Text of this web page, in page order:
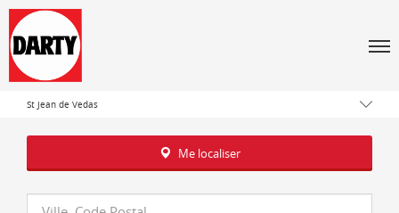
Tous les magasins Darty
Occitanie
Hérault
St Jean de Vedas
Me localiser
Requête